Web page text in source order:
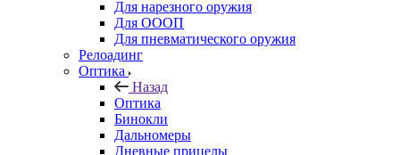
Для нарезного оружия
Для ОООП
Для пневматического оружия
Релоадинг
Оптика
Назад
Оптика
Бинокли
Дальномеры
Дневные прицелы